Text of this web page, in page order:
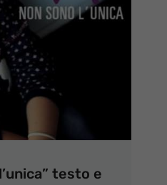
testo e